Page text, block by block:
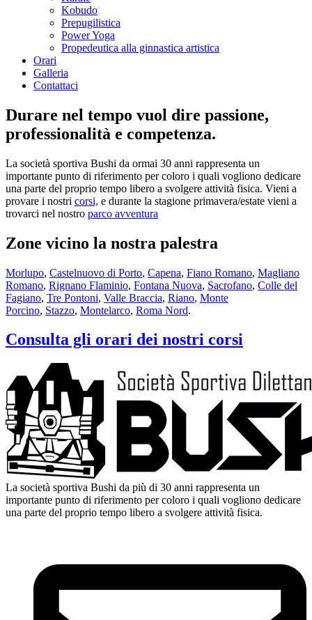
Kobudo
Prepugilistica
Power Yoga
Propedeutica alla ginnastica artistica
Orari
Galleria
Contattaci
Durare nel tempo vuol dire passione,
professionalità e competenza.
La società sportiva Bushi da ormai 30 anni rappresenta un
importante punto di riferimento per coloro i quali vogliono dedicare
una parte del proprio tempo libero a svolgere attività fisica. Vieni a
provare i nostri corsi, e durante la stagione primavera/estate vieni a
trovarci nel nostro parco avventura
Zone vicino la nostra palestra
Morlupo, Castelnuovo di Porto, Capena, Fiano Romano, Magliano
Romano, Rignano Flaminio, Fontana Nuova, Sacrofano, Colle del
Fagiano, Tre Pontoni, Valle Braccia, Riano, Monte
Porcino, Stazzo, Montelarco, Roma Nord.
Consulta gli orari dei nostri corsi
La società sportiva Bushi da più di 30 anni rappresenta un
importante punto di riferimento per coloro i quali vogliono dedicare
una parte del proprio tempo libero a svolgere attività fisica.